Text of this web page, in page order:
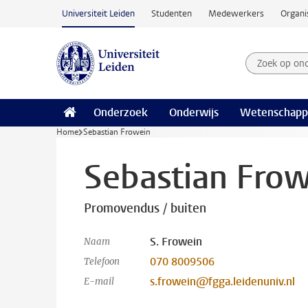
Ga naar hoofdinhoud
Universiteit Leiden Studenten Medewerkers
Zoek op
Zoekterm
Onderzoek Onderwijs
Home Sebastian Frowein
Sebastian
Promovendus / buiten
Naam S. Frowein
Telefoon 070 8009506
E-mail s.frowein@fgga.leidenuniv.nl